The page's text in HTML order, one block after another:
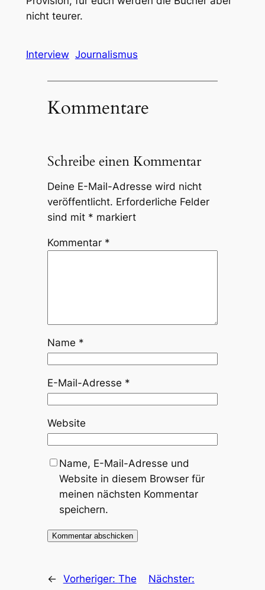
nicht teurer.
Interview Journalismus
Kommentare
Schreibe einen Kommentar
Deine E-Mail-Adresse wird nicht
veröffentlicht. Erforderliche Felder
sind mit * markiert
Kommentar *
Name *
E-Mail-Adresse *
Website
Name, E-Mail-Adresse und
Website in diesem Browser für
meinen nächsten Kommentar
speichern.
← Vorheriger: The
Nächster: